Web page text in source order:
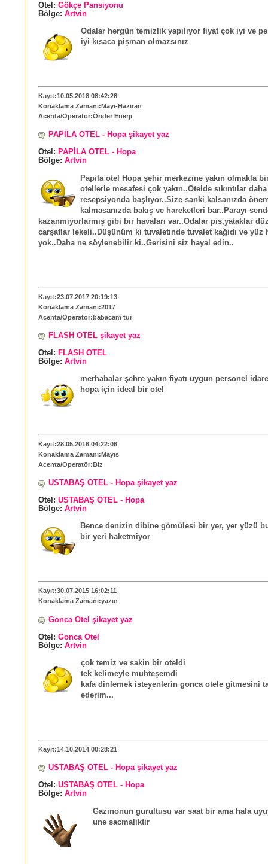
Otel: Gökçe Pansiyonu
Bölge: Artvin
Odalar hergün temizlik yapılıyor fiyat çok iyi ve
iyi kısaca pişman olmazsınız
Kayıt:10.05.2018 08:42:28
Konaklama Zamanı:Mayı-Haziran
Acenta/Operatör:Önder Enerji
PAPİLA OTEL - Hopa şikayet yaz
Otel: PAPİLA OTEL - Hopa
Bölge: Artvin
Papila otel Hopa şehir merkezine yakın olmakla
otellerle mesafesi çok yakın..Otelde sıkıntılar
resepsiyonda başlıyor..Size sanki kalsanızda
kalmasanızda bakış ve hareketleri bar..Parayı
kazanmıyorlarmış gibi bir havaları var..Odalar pis,yataklar
çarşaflar lekeli..Düşünüm ki tuvaletinde tuvalet kağıdı ve yüz
yok..Daha ne söylenebilir ki..Gerisini siz hayal edin..
Kayıt:23.07.2017 20:19:13
Konaklama Zamanı:2017
Acenta/Operatör:babacam tur
FLASH OTEL şikayet yaz
Otel: FLASH OTEL
Bölge: Artvin
merhabalar şehre yakın fiyatı uygun personel
hopa için ideal bir otel
Kayıt:28.05.2016 04:22:06
Konaklama Zamanı:Mayıs
Acenta/Operatör:Biz
USTABAŞ OTEL - Hopa şikayet yaz
Otel: USTABAŞ OTEL - Hopa
Bölge: Artvin
Bence denizin dibine gömülesi bir yer, yer yüzü
bir yeri haketmiyor
Kayıt:30.07.2015 16:02:11
Konaklama Zamanı:yazın
Gonca Otel şikayet yaz
Otel: Gonca Otel
Bölge: Artvin
çok temiz ve sakin bir oteldi
tek kelimeyle muhteşemdi
kafa dinlemek isteyenlerin gonca otele gitmesini
ederim...
Kayıt:14.10.2014 00:28:21
USTABAŞ OTEL - Hopa şikayet yaz
Otel: USTABAŞ OTEL - Hopa
Bölge: Artvin
Gazinonun gurultusu var saat bir ama hala
une sacmaliktir